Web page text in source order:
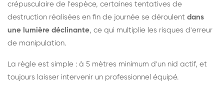
crépusculaire de l'espèce, certaines tentatives de
destruction réalisées en fin de journée se déroulent dans
une lumière déclinante, ce qui multiplie les risques d'erreur
de manipulation.
La règle est simple : à 5 mètres minimum d'un nid actif, et
toujours laisser intervenir un professionnel équipé.